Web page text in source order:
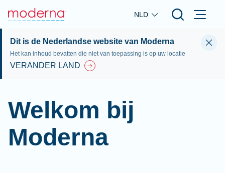
Skip to main content
NLD
Dit is de Nederlandse website van Moderna
Het kan inhoud bevatten die niet van toepassing is op uw locatie
VERANDER LAND
Welkom bij
Moderna